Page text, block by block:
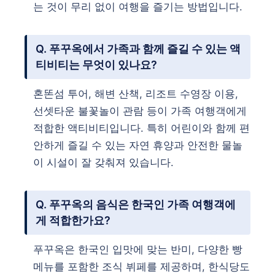
는 것이 무리 없이 여행을 즐기는 방법입니다.
Q. 푸꾸옥에서 가족과 함께 즐길 수 있는 액
티비티는 무엇이 있나요?
혼똔섬 투어, 해변 산책, 리조트 수영장 이용,
선셋타운 불꽃놀이 관람 등이 가족 여행객에게
적합한 액티비티입니다. 특히 어린이와 함께 편
안하게 즐길 수 있는 자연 휴양과 안전한 물놀
이 시설이 잘 갖춰져 있습니다.
Q. 푸꾸옥의 음식은 한국인 가족 여행객에
게 적합한가요?
푸꾸옥은 한국인 입맛에 맞는 반미, 다양한 빵
메뉴를 포함한 조식 뷔페를 제공하며, 한식당도